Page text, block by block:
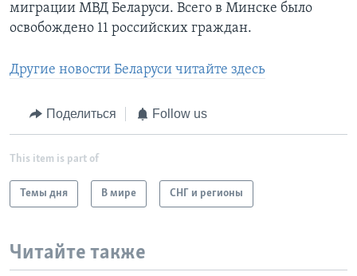
миграции МВД Беларуси. Всего в Минске было
освобождено 11 российских граждан.
Другие новости Беларуси читайте здесь
Поделиться Follow us
This item is part of
Темы дня В мире СНГ и регионы
Читайте также